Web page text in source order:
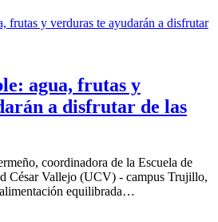
agua, frutas y
a disfrutar de las
coordinadora de la Escuela de
César Vallejo (UCV) - campus Trujillo,
equilibrada…